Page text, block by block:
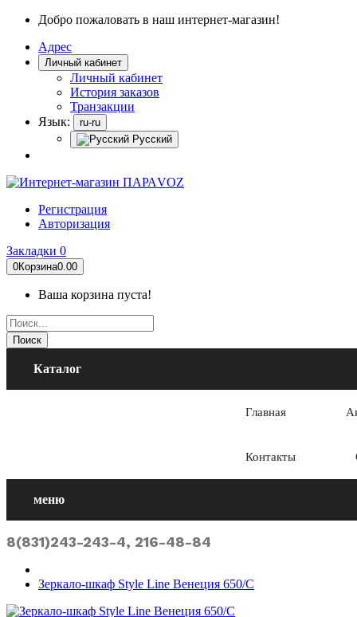
Добро пожаловать в наш интернет-магазин!
Адрес
Личный кабинет
Личный кабинет
История заказов
Транзакции
Язык:
ru-ru
Русский
Регистрация
Авторизация
Закладки 0
0Корзина0.00
Ваша корзина пуста!
Поиск
Каталог
Главная
Контакты
меню
8(831)243-243-4, 216-48-84
Зеркало-шкаф Style Line Венеция 650/С